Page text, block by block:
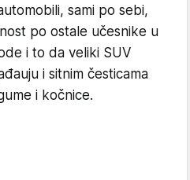
sami po sebi,
po ostale učesnike u
i to da veliki SUV
i sitnim česticama
i kočnice.